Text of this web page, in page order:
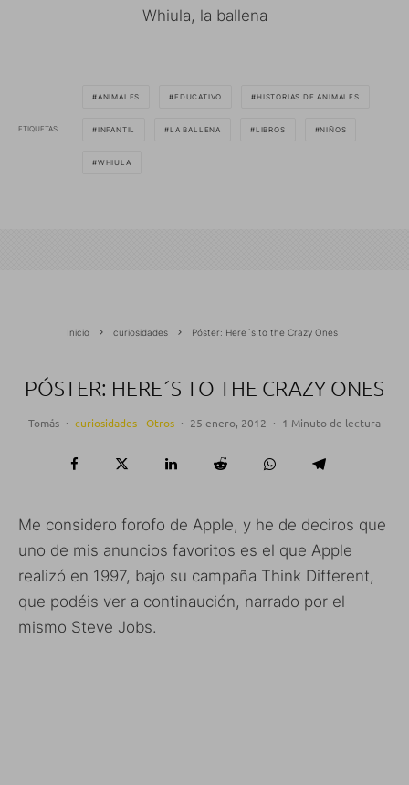
Whiula, la ballena
ETIQUETAS
ANIMALES EDUCATIVO HISTORIAS DE ANIMALES
INFANTIL LA BALLENA LIBROS NIÑOS
WHIULA
Inicio curiosidades Póster: Here´s to the Crazy Ones
PÓSTER: HERE´S TO THE CRAZY ONES
Tomás · curiosidades Otros · 25 enero, 2012 · 1 Minuto de lectura
Me considero forofo de Apple, y he de deciros que
uno de mis anuncios favoritos es el que Apple
realizó en 1997, bajo su campaña Think Different,
que podéis ver a continaución, narrado por el
mismo Steve Jobs.